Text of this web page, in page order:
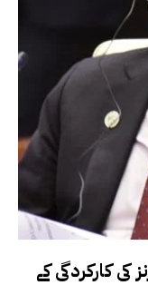
کی کارکردگی کے